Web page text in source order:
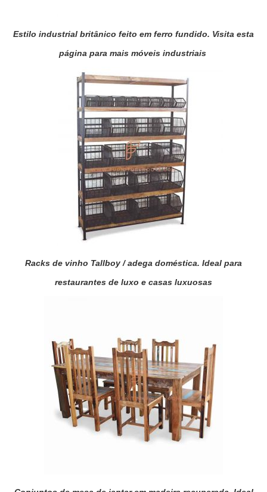
Estilo industrial britânico feito em ferro fundido. Visita esta
página para mais móveis industriais
Racks de vinho Tallboy / adega doméstica. Ideal para
restaurantes de luxo e casas luxuosas